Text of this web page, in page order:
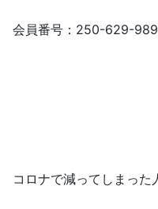
会員番号：250-629-989
コロナで減ってしまっ